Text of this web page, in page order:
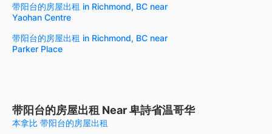
带阳台的房屋出租 in Richmond, BC near
Yaohan Centre
带阳台的房屋出租 in Richmond, BC near
Parker Place
带阳台的房屋出租 Near 卑詩省温哥华
本拿比 带阳台的房屋出租